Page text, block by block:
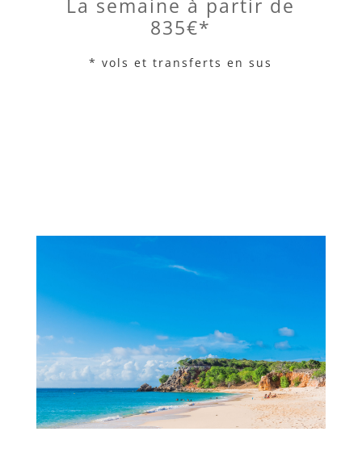
La semaine à partir de
835€*
* vols et transferts en sus